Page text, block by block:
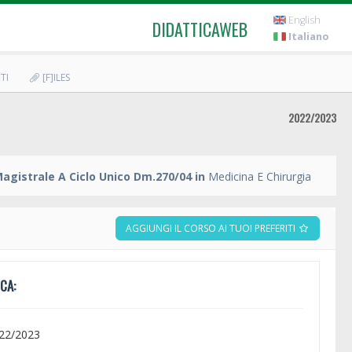
DIDATTICAWEB
English
Italiano
[F]ILES
2022/2023
A Ciclo Unico Dm.270/04 in Medicina E Chirurgia
AGGIUNGI IL CORSO AI TUOI PREFERITI
2023